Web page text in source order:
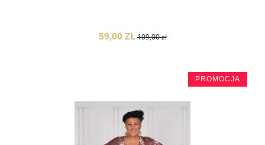
59,00 ZŁ 109,00 zł
do koszyka
PROMOCJA